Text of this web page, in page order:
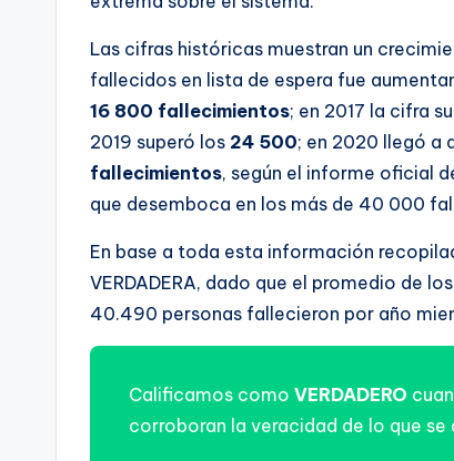
Las cifras históricas muestran un
fallecidos en lista de espera fue
16 800 fallecimientos; en 2017 la cifra
2019 superó los 24 500; en 2020 llegó a
fallecimientos, según el informe oficial
que desemboca en los más de 40 000
En base a toda esta información
VERDADERA, dado que el promedio de
40.490 personas fallecieron por año
Calificamos como VERDADERO
corroboran la veracidad de lo que se